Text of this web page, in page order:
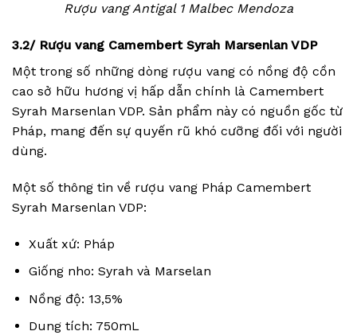
Rượu vang Antigal 1 Malbec Mendoza
3.2/ Rượu vang Camembert Syrah Marsenlan VDP
Một trong số những dòng rượu vang có nồng độ cồn
cao sở hữu hương vị hấp dẫn chính là Camembert
Syrah Marsenlan VDP. Sản phẩm này có nguồn gốc từ
Pháp, mang đến sự quyến rũ khó cưỡng đối với người
dùng.
Một số thông tin về rượu vang Pháp Camembert
Syrah Marsenlan VDP:
Xuất xứ: Pháp
Giống nho: Syrah và Marselan
Nồng độ: 13,5%
Dung tích: 750mL